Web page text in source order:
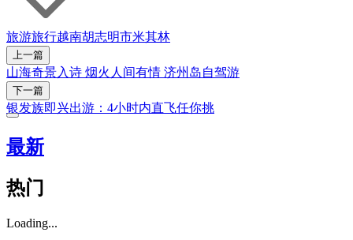
旅游旅行越南胡志明市米其林
上一篇
山海奇景入诗 烟火人间有情 济州岛自驾游
下一篇
银发族即兴出游：4小时内直飞任你挑
最新
热门
Loading...